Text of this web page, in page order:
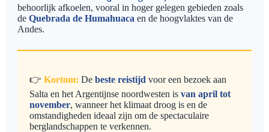
behoorlijk afkoelen, vooral in hoger gelegen gebieden zoals
de Quebrada de Humahuaca en de hoogvlaktes van de
Andes.
👉 Kortom: De beste reistijd voor een bezoek aan
Salta en het Argentijnse noordwesten is van april tot
november, wanneer het klimaat droog is en de
omstandigheden ideaal zijn om de spectaculaire
berglandschappen te verkennen.